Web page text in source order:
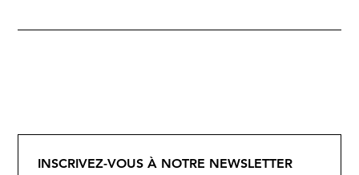
INSCRIVEZ-VOUS À NOTRE NEWSLETTER